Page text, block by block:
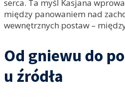
serca. Ta myśl Kasjana
między panowaniem nad
wewnętrznych postaw –
Od gniewu do
u źródła